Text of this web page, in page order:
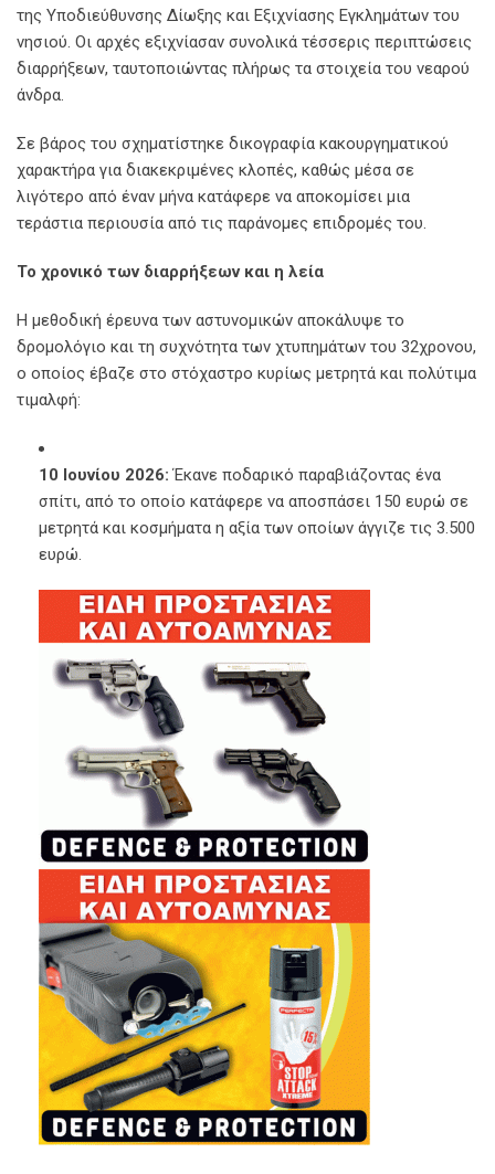
της Υποδιεύθυνσης Δίωξης και Εξιχνίασης Εγκλημάτων του
νησιού. Οι αρχές εξιχνίασαν συνολικά τέσσερις περιπτώσεις
διαρρήξεων, ταυτοποιώντας πλήρως τα στοιχεία του νεαρού
άνδρα.
Σε βάρος του σχηματίστηκε δικογραφία κακουργηματικού
χαρακτήρα για διακεκριμένες κλοπές, καθώς μέσα σε
λιγότερο από έναν μήνα κατάφερε να αποκομίσει μια
τεράστια περιουσία από τις παράνομες επιδρομές του.
Το χρονικό των διαρρήξεων και η λεία
Η μεθοδική έρευνα των αστυνομικών αποκάλυψε το
δρομολόγιο και τη συχνότητα των χτυπημάτων του 32χρονου,
ο οποίος έβαζε στο στόχαστρο κυρίως μετρητά και πολύτιμα
τιμαλφή:
10 Ιουνίου 2026: Έκανε ποδαρικό παραβιάζοντας ένα
σπίτι, από το οποίο κατάφερε να αποσπάσει 150 ευρώ σε
μετρητά και κοσμήματα η αξία των οποίων άγγιζε τις 3.500
ευρώ.